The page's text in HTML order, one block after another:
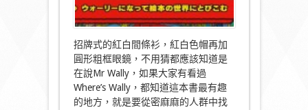
見
過
中
招牌式的紅白間條衫，紅白色帽再加
圓形粗框眼鏡，不用猜都應該知道是
在說Mr Wally，如果大家有看過
Where’s Wally，都知道這本書最有趣
的地方，就是要從密麻麻的人群中找